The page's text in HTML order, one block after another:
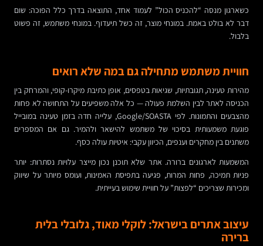
כשארגון מנסה “להכניס הכול” לעמוד אחד, התוצאה בדרך כלל הפוכה: שום
דבר לא בולט באמת. במונחי מוצר, זה כשל תיעדוף. במונחי משתמש, זה פשוט
בלבול.
חוויית משתמש מתחילה גם במה שלא רואים
מהירות טעינה, תגובתיות, שגיאות בטפסים, אופן כתיבת מיקרו-קופי, והמרחק בין
הכניסה לאתר לבין השלמת פעולה — כל אלה משפיעים על התחושה לא פחות
מהצבעים והתמונות. לפי Google/SOASTA, עלייה חדה בזמן טעינה במובייל
פוגעת משמעותית בסיכוי של משתמש להישאר ולהמיר. גם אם המספרים
משתנים בין מחקרים וענפים, הכיוון עקבי: איטיות עולה כסף.
המשמעות לארגונים ברורה. אתר שלא תוכנן נכון מייצר עלויות נסתרות: יותר
פניות תמיכה, פחות המרות, פגיעה בתפיסת האמינות, ועומס מיותר על שיווק
ומכירות שצריכים “לפצות” על חוויית שימוש בעייתית.
עיצוב אתרים בישראל: לוקלי מאוד, גלובלי בלית
ברירה